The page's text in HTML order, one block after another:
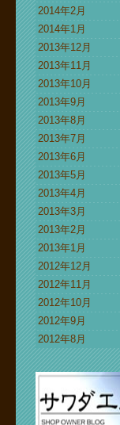
2014年2月
2014年1月
2013年12月
2013年11月
2013年10月
2013年9月
2013年8月
2013年7月
2013年6月
2013年5月
2013年4月
2013年3月
2013年2月
2013年1月
2012年12月
2012年11月
2012年10月
2012年9月
2012年8月